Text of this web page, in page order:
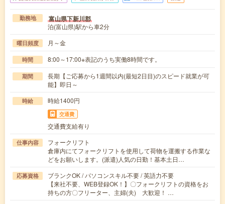
勤務地 富山県下新川郡
泊(富山県)駅から車2分
曜日頻度 月～金
時間 8:00～17:00※表記のうち実働8時間です。
期間
長期【ご応募から1週間以内(最短2日目)のスピード就業が可
能】即日～
時給 時給1400円
交通費
交通費支給有り
仕事内容
フォークリフト
倉庫内にてフォークリフトを使用して荷物を運搬する作業な
どをお願いします。(派遣)人気の日勤！基本土日…
応募資格
ブランクOK / パソコンスキル不要 / 英語力不要
【来社不要、WEB登録OK！】〇フォークリフトの資格をお
持ちの方〇フリーター、主婦(夫) 大歓迎！ …